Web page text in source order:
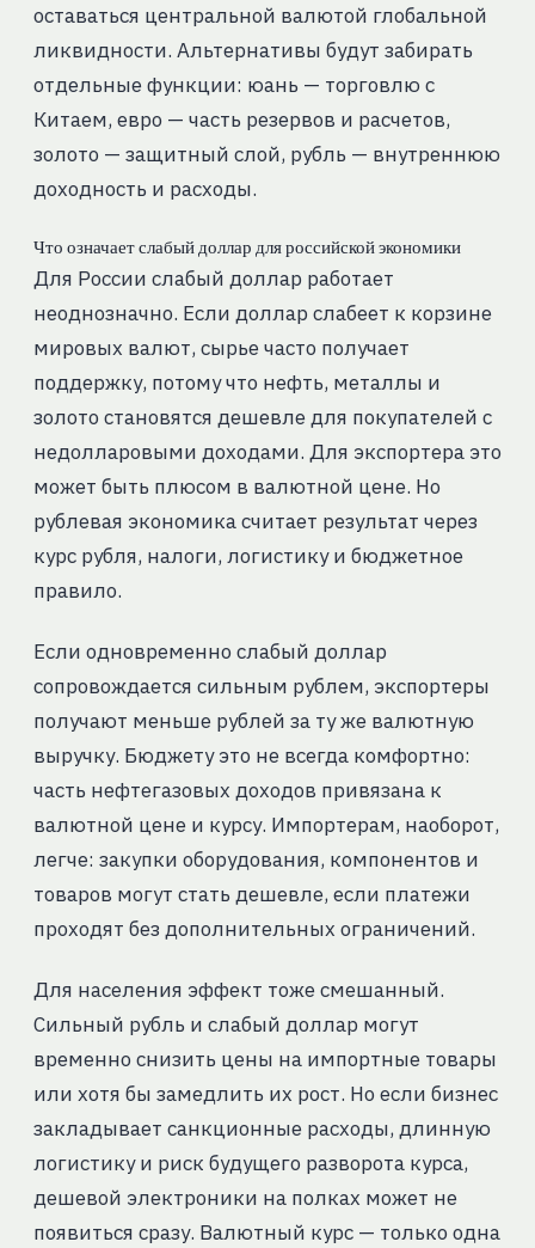
оставаться центральной валютой глобальной
ликвидности. Альтернативы будут забирать
отдельные функции: юань — торговлю с
Китаем, евро — часть резервов и расчетов,
золото — защитный слой, рубль — внутреннюю
доходность и расходы.
Что означает слабый доллар для российской экономики
Для России слабый доллар работает
неоднозначно. Если доллар слабеет к корзине
мировых валют, сырье часто получает
поддержку, потому что нефть, металлы и
золото становятся дешевле для покупателей с
недолларовыми доходами. Для экспортера это
может быть плюсом в валютной цене. Но
рублевая экономика считает результат через
курс рубля, налоги, логистику и бюджетное
правило.
Если одновременно слабый доллар
сопровождается сильным рублем, экспортеры
получают меньше рублей за ту же валютную
выручку. Бюджету это не всегда комфортно:
часть нефтегазовых доходов привязана к
валютной цене и курсу. Импортерам, наоборот,
легче: закупки оборудования, компонентов и
товаров могут стать дешевле, если платежи
проходят без дополнительных ограничений.
Для населения эффект тоже смешанный.
Сильный рубль и слабый доллар могут
временно снизить цены на импортные товары
или хотя бы замедлить их рост. Но если бизнес
закладывает санкционные расходы, длинную
логистику и риск будущего разворота курса,
дешевой электроники на полках может не
появиться сразу. Валютный курс — только одна